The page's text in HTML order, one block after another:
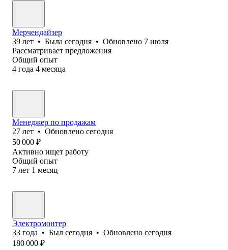
Мерчендайзер
39 лет • Была сегодня • Обновлено 7 июля
Рассматривает предложения
Общий опыт
4 года 4 месяца
Менеджер по продажам
27 лет • Обновлено сегодня
50 000 ₽
Активно ищет работу
Общий опыт
7 лет 1 месяц
Электромонтер
33 года • Был сегодня • Обновлено сегодня
180 000 ₽